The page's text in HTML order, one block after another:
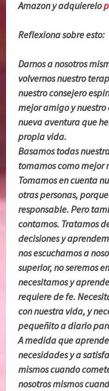
Amazon y adquierelo
Reflexiona sobre esto:
Darnos a nosotros
volvernos nuestro
nuestro consejero
mejor amigo y
nueva aventura que
propia vida.
Basamos todas
tomamos como mejor
Tomamos en cuenta
otras personas,
responsable. Pero
contamos. Tratamos
decisiones y
nos escuchamos a
superior, no seremos
necesitamos y
requiere de fe.
con nuestra vida, y
pequeñito a diario
A medida que
necesidades y a
mismos cuando
nosotros mismos